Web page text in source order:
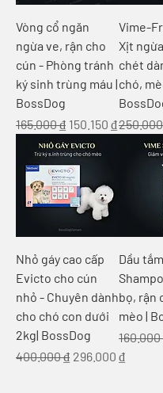
Vòng cổ ngăn
ngừa ve, rận cho
cún - Phòng tránh
ký sinh trùng máu |
BossDog
Regular Price
165.000 ₫ Sale Price
150.150 ₫
Vime-
Xịt
chét
chó,
Nhỏ gáy cao cấp
Evicto cho cún
nhỏ - Chuyên dành
cho chó con dưới
2kg| BossDog
Regular Price
400.000 ₫ Sale Price
296.000 ₫
Dầu
bọ, rận
mèo |
Regular
160.000